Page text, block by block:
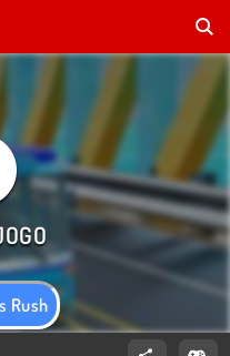
Rush